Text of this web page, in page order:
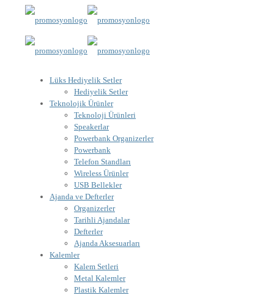
Lüks Hediyelik Setler
Hediyelik Setler
Teknolojik Ürünler
Teknoloji Ürünleri
Speakerlar
Powerbank Organizerler
Powerbank
Telefon Standları
Wireless Ürünler
USB Bellekler
Ajanda ve Defterler
Organizerler
Tarihli Ajandalar
Defterler
Ajanda Aksesuarları
Kalemler
Kalem Setleri
Metal Kalemler
Plastik Kalemler